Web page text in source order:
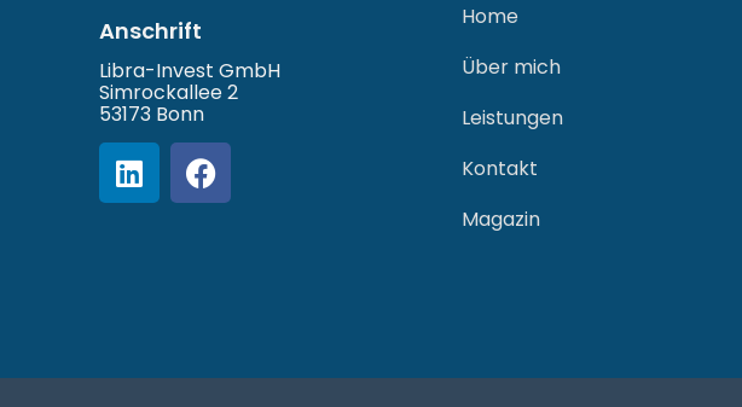
Anschrift
Libra-Invest GmbH
Simrockallee 2
53173 Bonn
Home
Über mich
Leistungen
Kontakt
Magazin